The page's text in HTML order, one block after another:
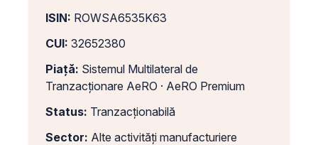
ISIN: ROWSA6535K63
CUI: 32652380
Piață: Sistemul Multilateral de
Tranzacționare AeRO · AeRO Premium
Status: Tranzacționabilă
Sector: Alte activități manufacturiere